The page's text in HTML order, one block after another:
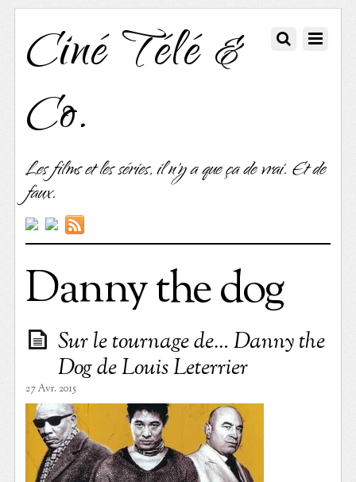
Ciné Télé &
Co.
Les films et les séries, il n'y a que ça de vrai. Et de
faux.
Danny the dog
Sur le tournage de… Danny the
Dog de Louis Leterrier
27 Avr. 2015